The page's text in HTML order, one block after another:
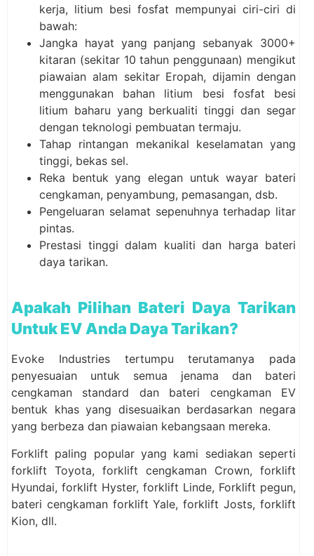
kerja, litium besi fosfat mempunyai ciri-ciri di
bawah:
Jangka hayat yang panjang sebanyak 3000+
kitaran (sekitar 10 tahun penggunaan) mengikut
piawaian alam sekitar Eropah, dijamin dengan
menggunakan bahan litium besi fosfat besi
litium baharu yang berkualiti tinggi dan segar
dengan teknologi pembuatan termaju.
Tahap rintangan mekanikal keselamatan yang
tinggi, bekas sel.
Reka bentuk yang elegan untuk wayar bateri
cengkaman, penyambung, pemasangan, dsb.
Pengeluaran selamat sepenuhnya terhadap litar
pintas.
Prestasi tinggi dalam kualiti dan harga bateri
daya tarikan.
Apakah Pilihan Bateri Daya Tarikan
Untuk EV Anda Daya Tarikan?
Evoke Industries tertumpu terutamanya pada
penyesuaian untuk semua jenama dan bateri
cengkaman standard dan bateri cengkaman EV
bentuk khas yang disesuaikan berdasarkan negara
yang berbeza dan piawaian kebangsaan mereka.
Forklift paling popular yang kami sediakan seperti
forklift Toyota, forklift cengkaman Crown, forklift
Hyundai, forklift Hyster, forklift Linde, Forklift pegun,
bateri cengkaman forklift Yale, forklift Josts, forklift
Kion, dll.